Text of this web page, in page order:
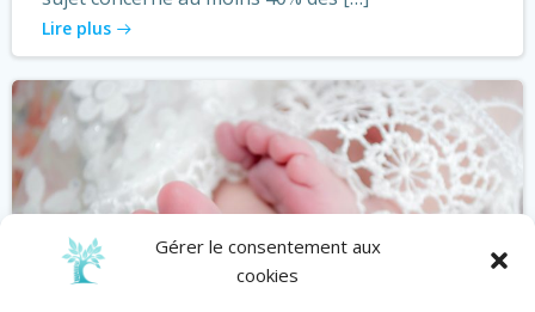
Gérer le consentement aux
cookies
Lire plus